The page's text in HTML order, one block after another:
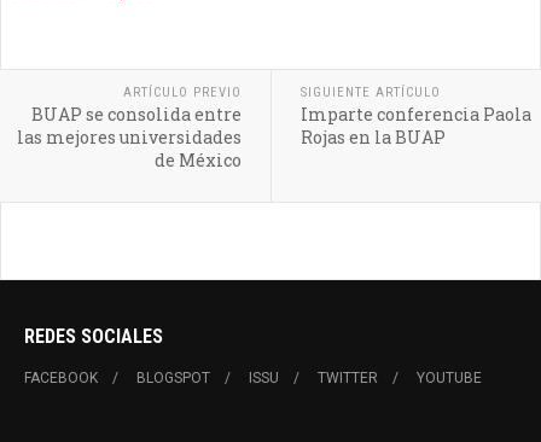
ARTÍCULO PREVIO
BUAP se consolida entre
las mejores universidades
de México
SIGUIENTE ARTÍCULO
Imparte conferencia Paola
Rojas en la BUAP
REDES SOCIALES
FACEBOOK BLOGSPOT ISSU TWITTER YOUTUBE